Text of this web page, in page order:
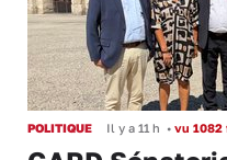
POLITIQUE Il y a 11 h • vu 1082